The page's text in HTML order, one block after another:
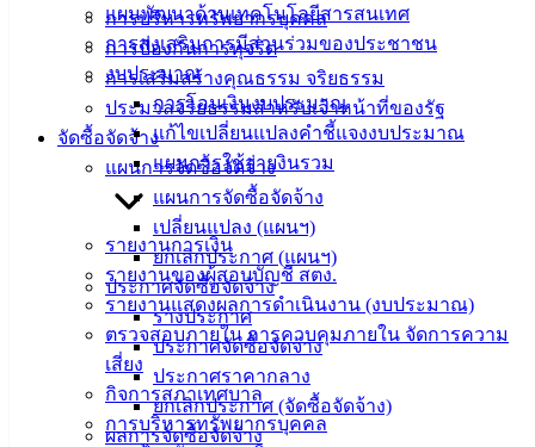
การบริหารทรัพยากรบุคคล
การป้องกันการทุจริต
การเสริมสร้างคุณธรรม จริยธรรม
ประมวลจริยธรรมสำหรับเจ้าหน้าที่ของรัฐ
จัดซื้อจัดจ้าง
แผนการจัดซื้อจัดจ้าง
แผนการจัดซื้อจัดจ้าง
เปลี่ยนแปลง (แผนฯ)
ยกเลิกประกาศ (แผนฯ)
ประกาศจัดซื้อจัดจ้าง
ร่างประกาศ
ประกาศจัดซื้อจัดจ้าง
ประกาศราคากลาง
ยกเลิกประกาศ (จัดซื้อจัดจ้าง)
ผลการจัดซื้อจัดจ้าง
แผนพัฒนาด้านเทคโนโลยีสารสนเทศ
การส่งเสริมการมีส่วนร่วมของประชาชน
งบประมาณ
การโอนเงินงบประมาณ
แก้ไขเปลี่ยนแปลงคำชี้แจงงบประมาณ
แผนการใช้จ่ายงินรวม
รายงานการเงิน
รายงานของผู้สอบบัญชี สตง.
รายงานแสดงผลการดำเนินงาน (งบประมาณ)
ตรวจสอบภายใน การควบคุมภายใน จัดการความ
เสี่ยง
กิจการสภาเทศบาล
การบริหารทรัพยากรบุคคล
สายตรง
นายก
ประวัติ
เทศบาล
ผู้บริหาร
และ
ราชการ
สภา
เทศบาล
สงวนลิขสิทธิ์ © 2563 เทศบาลเมืองอ่างศิลา จังหวัดชลบุรี |
angsilacity.go.th | Powered byBuuscript